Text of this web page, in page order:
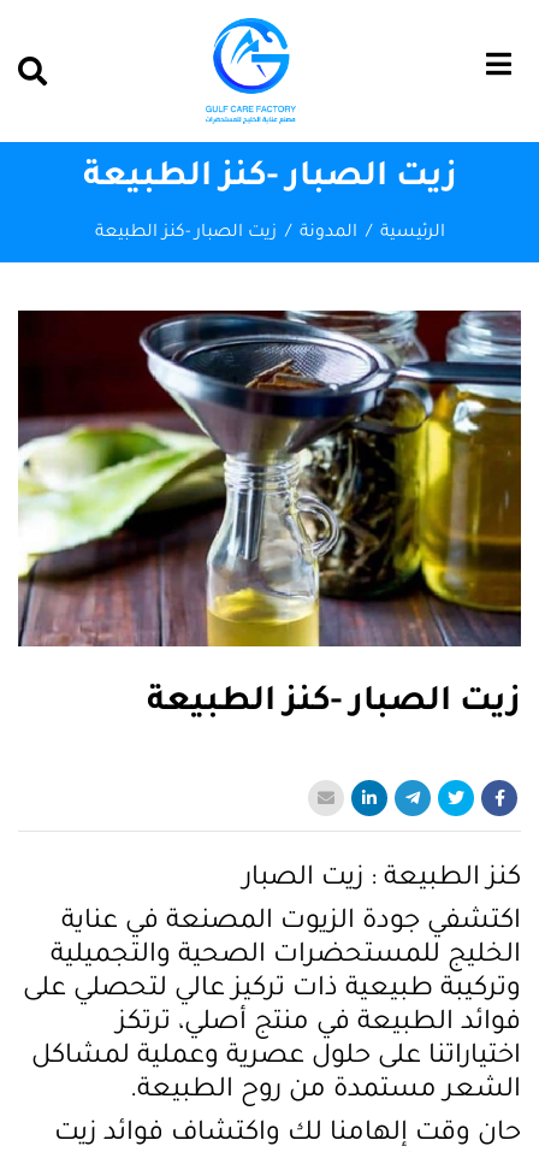
زيت الصبار -كنز الطبيعة
الرئيسية المدونة زيت الصبار -كنز الطبيعة
زيت الصبار -كنز الطبيعة
كنز الطبيعة : زيت الصبار
اكتشفي جودة الزيوت المصنعة في عناية
الخليج للمستحضرات الصحية والتجميلية
وتركيبة طبيعية ذات تركيز عالي لتحصلي على
فوائد الطبيعة في منتج أصلي، ترتكز
اختياراتنا على حلول عصرية وعملية لمشاكل
الشعر مستمدة من روح الطبيعة.
حان وقت إلهامنا لك واكتشاف فوائد زيت